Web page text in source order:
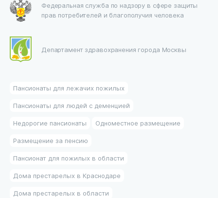
Федеральная служба по надзору в сфере защиты
прав потребителей и благополучия человека
Департамент здравохранения города Москвы
Пансионаты для лежачих пожилых
Пансионаты для людей с деменцией
Недорогие пансионаты Одноместное размещение
Размещение за пенсию
Пансионат для пожилых в области
Дома престарелых в Краснодаре
Дома престарелых в области